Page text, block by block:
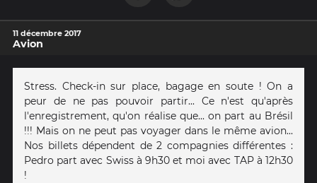
11 décembre 2017
Avion
Stress. Check-in sur place, bagage en soute ! On a
peur de ne pas pouvoir partir... Ce n'est qu'après
l'enregistrement, qu'on réalise que... on part au Brésil
!!! Mais on ne peut pas voyager dans le même avion...
Nos billets dépendent de 2 compagnies différentes :
Pedro part avec Swiss à 9h30 et moi avec TAP à 12h30
!